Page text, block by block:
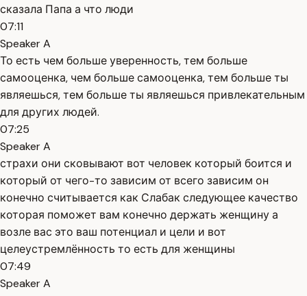
сказала Папа а что люди
07:11
Speaker A
То есть чем больше уверенность, тем больше
самооценка, чем больше самооценка, тем больше ты
являешься, тем больше ты являешься привлекательным
для других людей.
07:25
Speaker A
страхи они сковывают вот человек который боится и
который от чего-то зависим от всего зависим он
конечно считывается как Слабак следующее качество
которая поможет вам конечно держать женщину а
возле вас это ваш потенциал и цели и вот
целеустремлённость то есть для женщины
07:49
Speaker A